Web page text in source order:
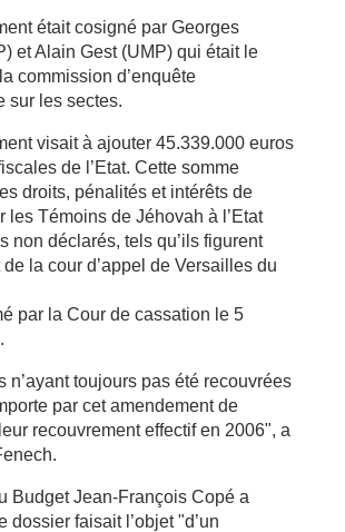
était cosigné par Georges
et Alain Gest (UMP) qui était le
commission d’enquête
sur les sectes.
visait à ajouter 45.339.000 euros
de l’Etat. Cette somme
droits, pénalités et intérêts de
les Témoins de Jéhovah à l’Etat
non déclarés, tels qu’ils figurent
la cour d’appel de Versailles du
par la Cour de cassation le 5
n’ayant toujours pas été recouvrées
par cet amendement de
recouvrement effectif en 2006", a
Budget Jean-François Copé a
dossier faisait l’objet "d’un